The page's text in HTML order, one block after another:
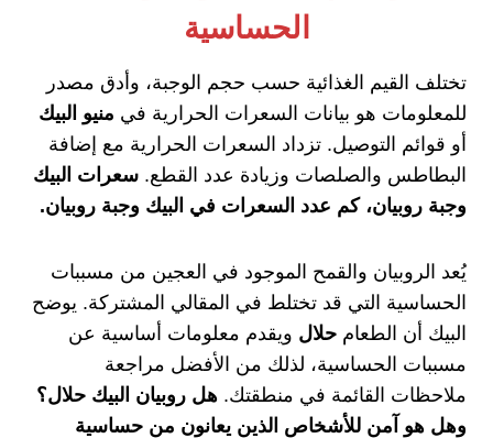
الحساسية
تختلف القيم الغذائية حسب حجم الوجبة، وأدق مصدر
للمعلومات هو بيانات السعرات الحرارية في منيو البيك
أو قوائم التوصيل. تزداد السعرات الحرارية مع إضافة
البطاطس والصلصات وزيادة عدد القطع. سعرات البيك
وجبة روبيان، كم عدد السعرات في البيك وجبة روبيان.
يُعد الروبيان والقمح الموجود في العجين من مسببات
الحساسية التي قد تختلط في المقالي المشتركة. يوضح
البيك أن الطعام حلال ويقدم معلومات أساسية عن
مسببات الحساسية، لذلك من الأفضل مراجعة
ملاحظات القائمة في منطقتك. هل روبيان البيك حلال؟
وهل هو آمن للأشخاص الذين يعانون من حساسية